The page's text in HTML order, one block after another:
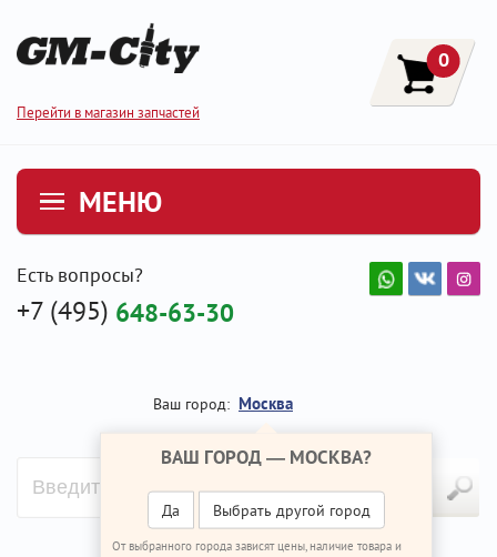
Перейти в магазин запчастей
0
МЕНЮ
Есть вопросы?
+7 (495) 648-63-30
Ваш город: Москва
ВАШ ГОРОД — МОСКВА?
Да Выбрать другой город
От выбранного города зависят цены, наличие товара и